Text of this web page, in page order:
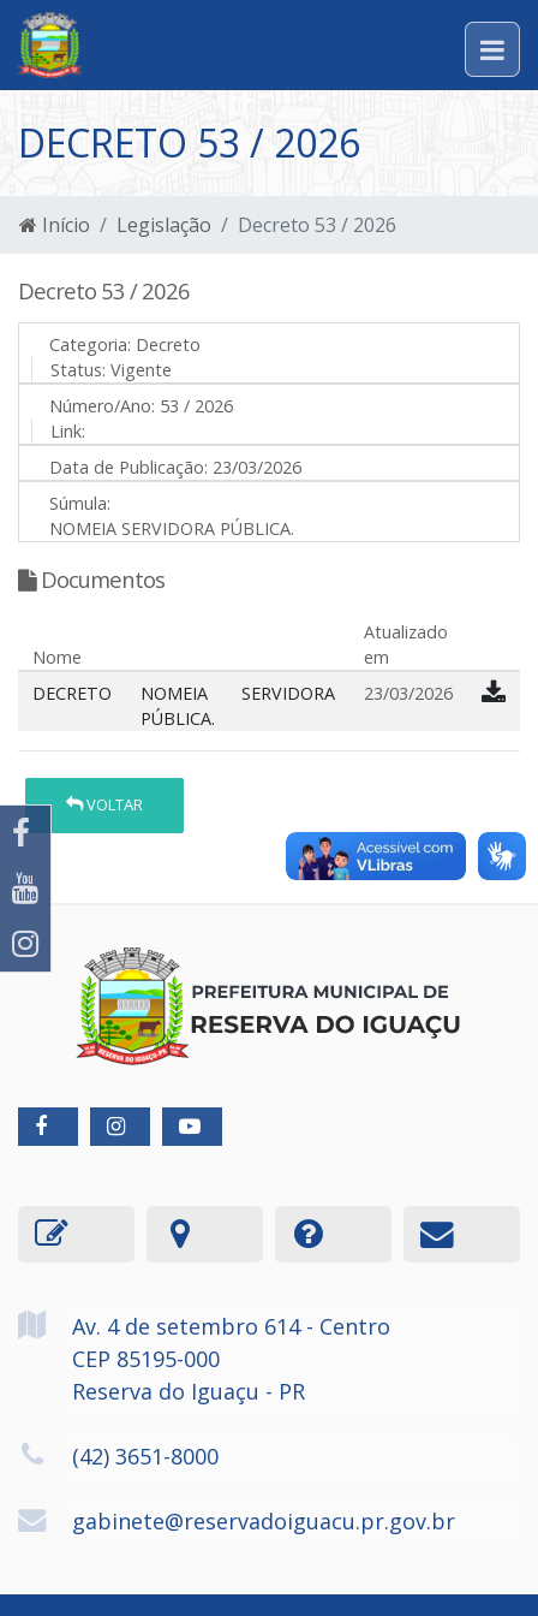
DECRETO 53 / 2026
Início Legislação Decreto 53 / 2026
Decreto 53 / 2026
Categoria: Decreto
Status: Vigente
Número/Ano: 53 / 2026
Link:
Data de Publicação: 23/03/2026
Súmula:
NOMEIA SERVIDORA PÚBLICA.
Documentos
Nome
Atualizado
em
DECRETO
NOMEIA SERVIDORA
PÚBLICA.
23/03/2026
VOLTAR
Av. 4 de setembro 614 - Centro
CEP 85195-000
Reserva do Iguaçu - PR
(42) 3651-8000
gabinete@reservadoiguacu.pr.gov.br